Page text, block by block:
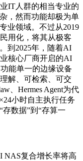
IT人群的相当专业的
，然而功能却极为单
业领域。不过从2019
用化，将其从极客
到2025年，随着AI
核心厂商开启的AI
能单一的边缘设备
解、可检索、可交
、Hermes Agent为代
小时自主执行任务
数据”到“存算一
NAS复合增长率将高